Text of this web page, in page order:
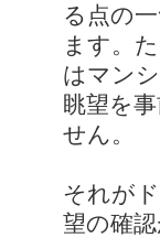
る点の
ます。
はマン
眺望を
せん。
それが
望の確